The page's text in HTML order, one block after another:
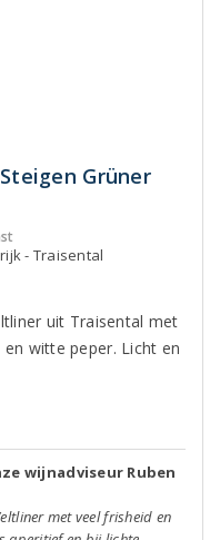
Grüner
- Traisental
uit Traisental met
en witte peper. Licht en
wijnadviseur Ruben
met veel frisheid en